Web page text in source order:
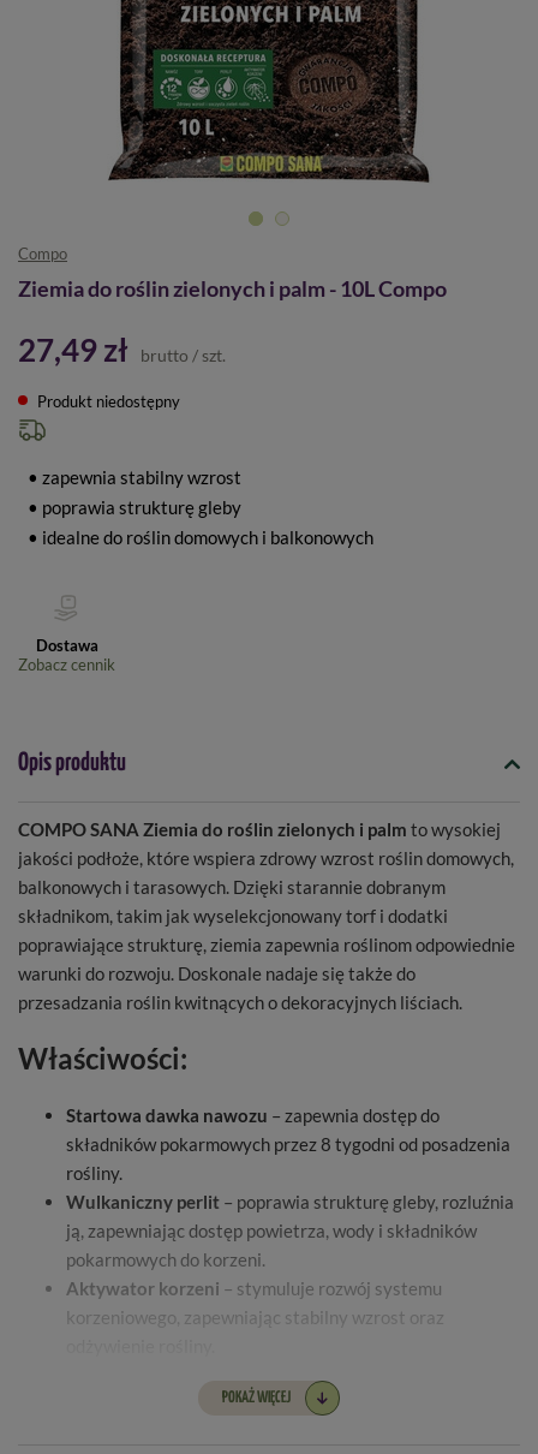
Compo
Ziemia do roślin zielonych i palm - 10L Compo
27,49 zł brutto / szt.
Produkt niedostępny
• zapewnia stabilny wzrost
• poprawia strukturę gleby
• idealne do roślin domowych i balkonowych
Dostawa
Zobacz cennik
Opis produktu
COMPO SANA Ziemia do roślin zielonych i palm to wysokiej
jakości podłoże, które wspiera zdrowy wzrost roślin domowych,
balkonowych i tarasowych. Dzięki starannie dobranym
składnikom, takim jak wyselekcjonowany torf i dodatki
poprawiające strukturę, ziemia zapewnia roślinom odpowiednie
warunki do rozwoju. Doskonale nadaje się także do
przesadzania roślin kwitnących o dekoracyjnych liściach.
Właściwości:
Startowa dawka nawozu – zapewnia dostęp do
składników pokarmowych przez 8 tygodni od posadzenia
rośliny.
Wulkaniczny perlit – poprawia strukturę gleby, rozluźnia
ją, zapewniając dostęp powietrza, wody i składników
pokarmowych do korzeni.
Aktywator korzeni – stymuluje rozwój systemu
korzeniowego, zapewniając stabilny wzrost oraz
wspomaga prawidłowy rozwój roślin w warunkach
POKAŻ WIĘCEJ